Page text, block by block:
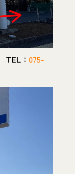
TEL： 075-